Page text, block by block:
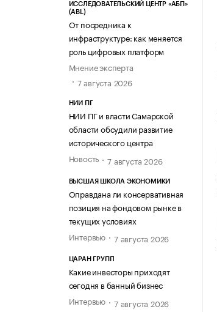
ИССЛЕДОВАТЕЛЬСКИЙ ЦЕНТР «АБП»
(ABL)
От посредника к
инфраструктуре: как меняется
роль цифровых платформ
Мнение эксперта
7 августа 2026
НИИ ПГ
НИИ ПГ и власти Самарской
области обсудили развитие
исторического центра
Новость
7 августа 2026
ВЫСШАЯ ШКОЛА ЭКОНОМИКИ
Оправдана ли консервативная
позиция на фондовом рынке в
текущих условиях
Интервью
7 августа 2026
ЦАРАН ГРУПП
Какие инвесторы приходят
сегодня в банный бизнес
Интервью
7 августа 2026